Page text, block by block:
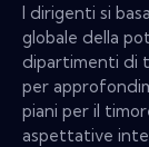
I dirigenti si
globale della
dipartimenti di
per
piani per il
aspettative